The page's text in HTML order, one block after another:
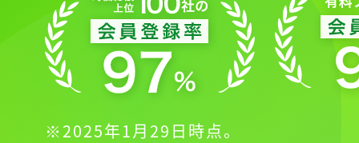
※2025年1月29日時点。